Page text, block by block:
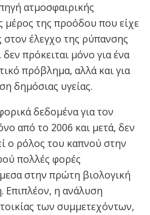
ατμοσφαιρικής
μέρος της προόδου που είχε
στον έλεγχο της ρύπανσης
πρόκειται μόνο για ένα
πρόβλημα, αλλά και για
δημόσιας υγείας.
δεδομένα για τον
από το 2006 και μετά, δεν
ο ρόλος του καπνού στην
πολλές φορές
στην πρώτη βιολογική
Επιπλέον, η ανάλυση
των συμμετεχόντων,